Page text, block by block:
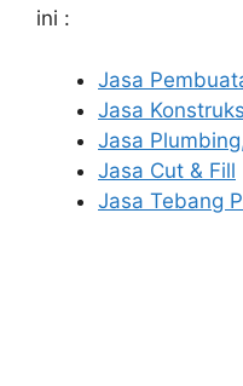
ini :
Jasa
Jasa
Jasa
Jasa Cut & Fill
Jasa Tebang